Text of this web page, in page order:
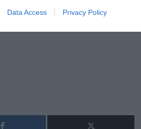
Data Access Privacy Policy